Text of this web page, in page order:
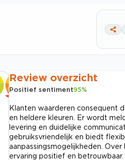
Review overzicht
Positief sentiment95%
Klanten waarderen consequent
en heldere kleuren. Er wordt
levering en duidelijke
gebruiksvriendelijk en biedt
aanpassingsmogelijkheden.
ervaring positief en betrouwbaar.